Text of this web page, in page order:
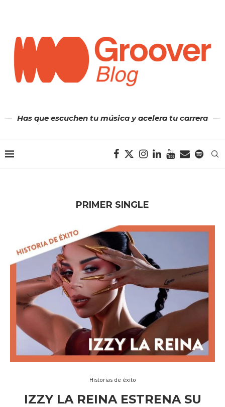
Has que escuchen tu música y acelera tu carrera
PRIMER SINGLE
Historias de éxito
IZZY LA REINA ESTRENA SU